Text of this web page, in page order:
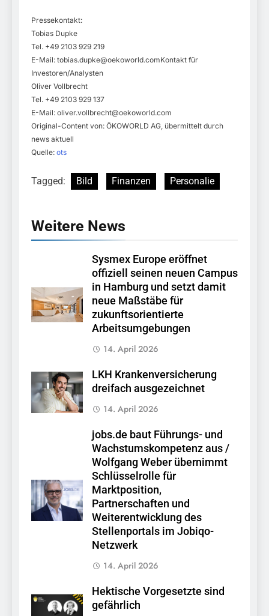
Pressekontakt:
Tobias Dupke
Tel. +49 2103 929 219
E-Mail: tobias.dupke@oekoworld.comKontakt für
Investoren/Analysten
Oliver Vollbrecht
Tel. +49 2103 929 137
E-Mail: oliver.vollbrecht@oekoworld.com
Original-Content von: ÖKOWORLD AG, übermittelt durch
news aktuell
Quelle: ots
Tagged: Bild Finanzen Personalie
Weitere News
Sysmex Europe eröffnet
offiziell seinen neuen Campus
in Hamburg und setzt damit
neue Maßstäbe für
zukunftsorientierte
Arbeitsumgebungen
14. April 2026
LKH Krankenversicherung
dreifach ausgezeichnet
14. April 2026
jobs.de baut Führungs- und
Wachstumskompetenz aus /
Wolfgang Weber übernimmt
Schlüsselrolle für
Marktposition,
Partnerschaften und
Weiterentwicklung des
Stellenportals im Jobiqo-
Netzwerk
14. April 2026
Hektische Vorgesetzte sind
gefährlich